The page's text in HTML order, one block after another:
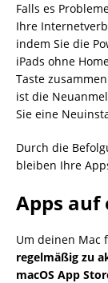
Falls es
Ihre
indem Sie die
iPads ohne
Taste
ist die
Sie eine
Durch die
bleiben Ihre
Apps auf
Um deinen Mac
regelmäßig zu
macOS App